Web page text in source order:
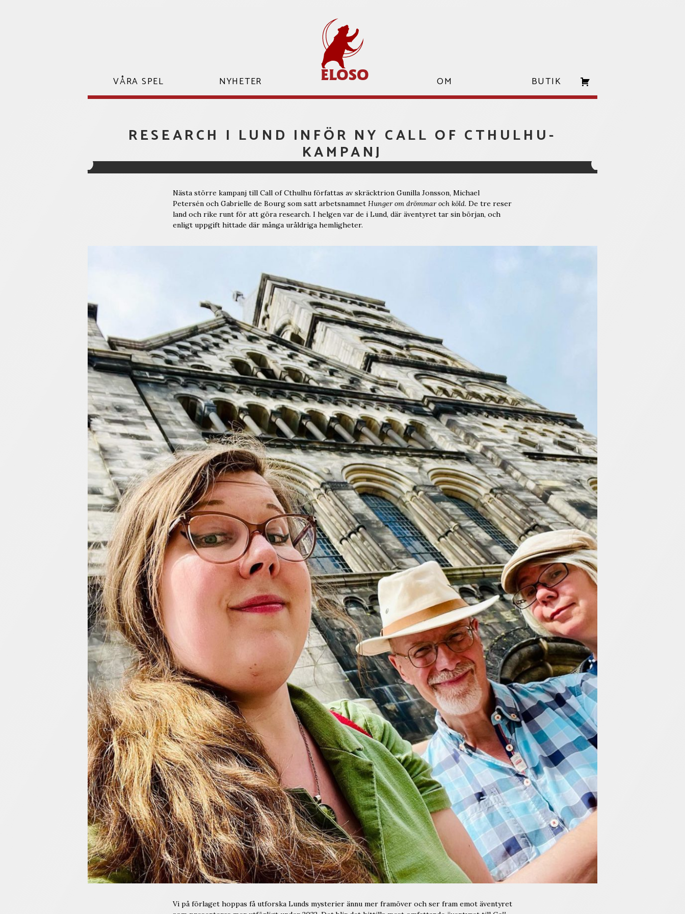
ELOSO
VÅRA SPEL NYHETER ELOSO OM BUTIK
RESEARCH I LUND INFÖR NY CALL OF CTHULHU-
KAMPANJ
Nästa större kampanj till Call of Cthulhu författas av skräcktrion Gunilla Jonsson, Michael
Petersén och Gabrielle de Bourg som satt arbetsnamnet Hunger om drömmar och köld. De tre reser
land och rike runt för att göra research. I helgen var de i Lund, där äventyret tar sin början, och
enligt uppgift hittade där många uråldriga hemligheter.
Vi på förlaget hoppas få utforska Lunds mysterier ännu mer framöver och ser fram emot äventyret